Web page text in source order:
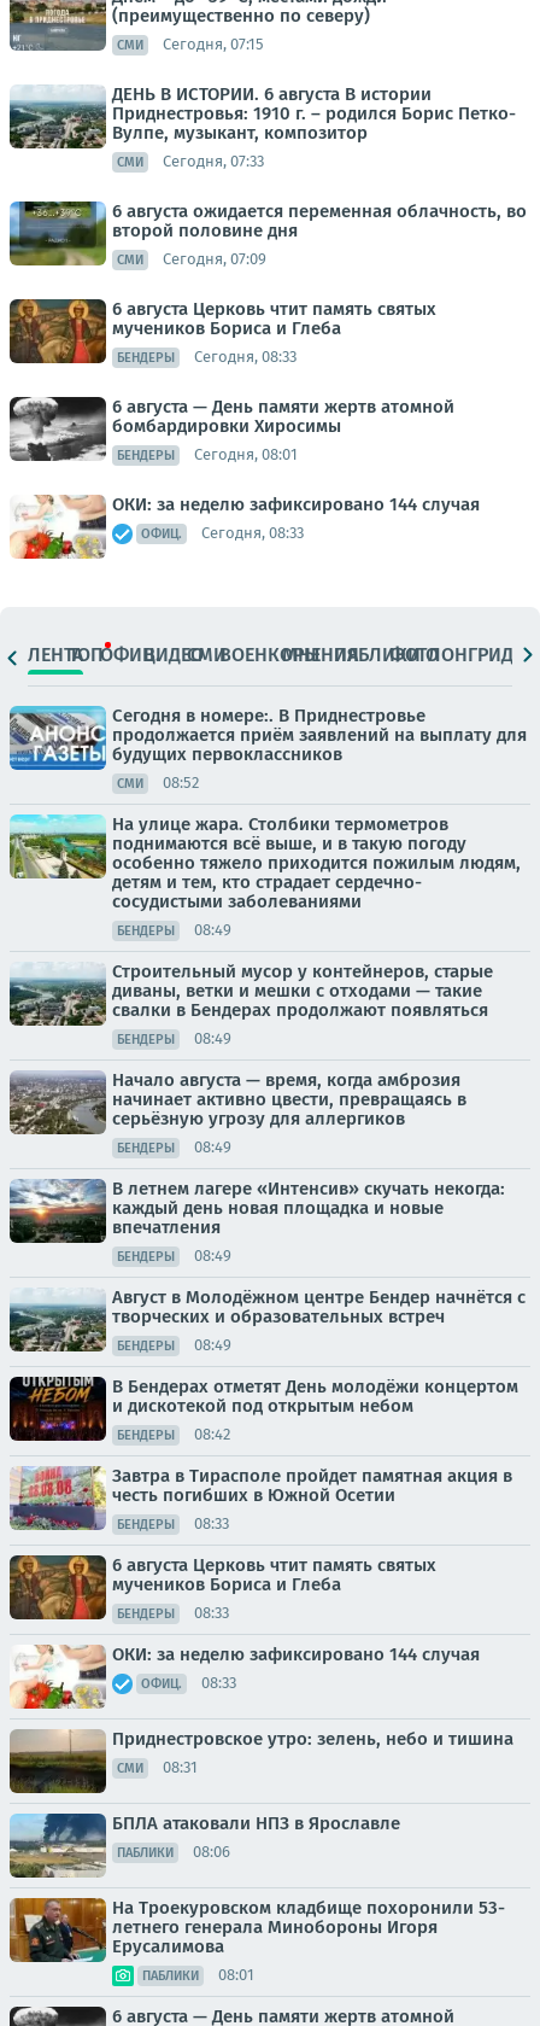
(преимущественно по северу)
СМИ Сегодня, 07:15
ДЕНЬ В ИСТОРИИ. 6 августа В истории
Приднестровья: 1910 г. – родился Борис Петко-
Вулпе, музыкант, композитор
СМИ Сегодня, 07:33
6 августа ожидается переменная облачность, во
второй половине дня
СМИ Сегодня, 07:09
6 августа Церковь чтит память святых
мучеников Бориса и Глеба
БЕНДЕРЫ Сегодня, 08:33
6 августа — День памяти жертв атомной
бомбардировки Хиросимы
БЕНДЕРЫ Сегодня, 08:01
ОКИ: за неделю зафиксировано 144 случая
ОФИЦ. Сегодня, 08:33
ЛЕНТАТОПОФИЦ.ВИДЕОСМИВОЕНКОРЫМНЕНИЯПАБЛИКИ
ФОТОЛОНГРИДЫ
Сегодня в номере:. В Приднестровье
продолжается приём заявлений на выплату для
будущих первоклассников
СМИ 08:52
На улице жара. Столбики термометров
поднимаются всё выше, и в такую погоду
особенно тяжело приходится пожилым людям,
детям и тем, кто страдает сердечно-
сосудистыми заболеваниями
БЕНДЕРЫ 08:49
Строительный мусор у контейнеров, старые
диваны, ветки и мешки с отходами — такие
свалки в Бендерах продолжают появляться
БЕНДЕРЫ 08:49
Начало августа — время, когда амброзия
начинает активно цвести, превращаясь в
серьёзную угрозу для аллергиков
БЕНДЕРЫ 08:49
В летнем лагере «Интенсив» скучать некогда:
каждый день новая площадка и новые
впечатления
БЕНДЕРЫ 08:49
Август в Молодёжном центре Бендер начнётся с
творческих и образовательных встреч
БЕНДЕРЫ 08:49
В Бендерах отметят День молодёжи концертом
и дискотекой под открытым небом
БЕНДЕРЫ 08:42
Завтра в Тирасполе пройдет памятная акция в
честь погибших в Южной Осетии
БЕНДЕРЫ 08:33
6 августа Церковь чтит память святых
мучеников Бориса и Глеба
БЕНДЕРЫ 08:33
ОКИ: за неделю зафиксировано 144 случая
ОФИЦ. 08:33
Приднестровское утро: зелень, небо и тишина
СМИ 08:31
БПЛА атаковали НПЗ в Ярославле
ПАБЛИКИ 08:06
На Троекуровском кладбище похоронили 53-
летнего генерала Минобороны Игоря
Ерусалимова
ПАБЛИКИ 08:01
6 августа — День памяти жертв атомной